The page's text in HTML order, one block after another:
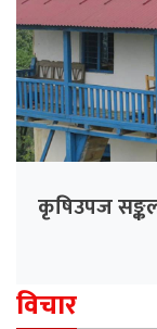
कृषिउपज
विचार